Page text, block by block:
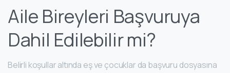
Aile Bireyleri Başvuruya
Dahil Edilebilir mi?
Belirli koşullar altında eş ve çocuklar da başvuru dosyasına